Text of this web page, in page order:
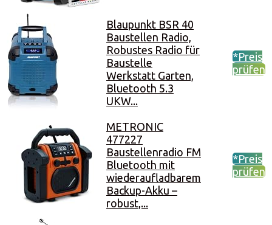
Blaupunkt BSR 40
Baustellen Radio,
Robustes Radio für
Baustelle
Werkstatt Garten,
Bluetooth 5.3
UKW...
*Preis
prüfen
METRONIC
477227
Baustellenradio FM
Bluetooth mit
wiederaufladbarem
Backup-Akku –
robust,...
*Preis
prüfen